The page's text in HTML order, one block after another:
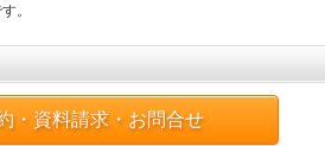
。
・資料請求・お問合せ